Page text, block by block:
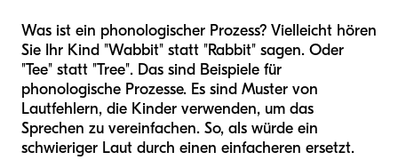
Was ist ein phonologischer Prozess? Vielleicht hören
Sie Ihr Kind "Wabbit" statt "Rabbit" sagen. Oder
"Tee" statt "Tree". Das sind Beispiele für
phonologische Prozesse. Es sind Muster von
Lautfehlern, die Kinder verwenden, um das
Sprechen zu vereinfachen. So, als würde ein
schwieriger Laut durch einen einfacheren ersetzt.